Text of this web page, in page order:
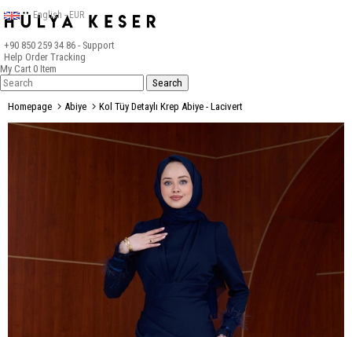
+90 850 259 34 86 - Support
Help Order Tracking
English - EUR
My Cart 0 Item
Homepage Abiye Kol Tüy Detaylı Krep Abiye - Lacivert